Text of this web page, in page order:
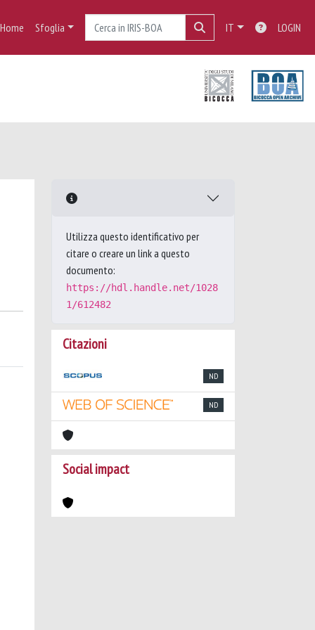
Home Sfoglia IT LOGIN
Utilizza questo identificativo per
citare o creare un link a questo
documento:
https://hdl.handle.net/1028
1/612482
Citazioni
ND
ND
Social impact